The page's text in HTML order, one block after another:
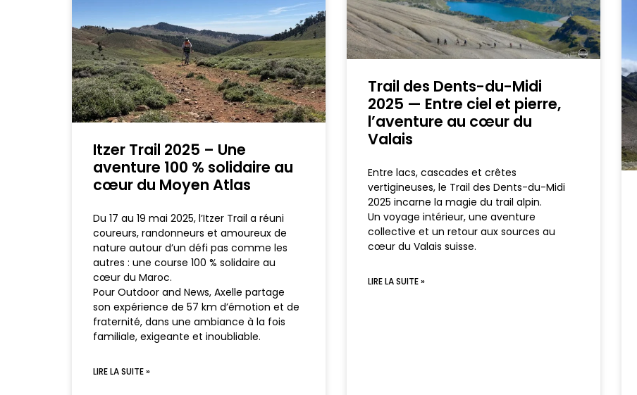
Itzer Trail 2025 – Une
aventure 100 % solidaire au
cœur du Moyen Atlas
Du 17 au 19 mai 2025, l’Itzer Trail a réuni
coureurs, randonneurs et amoureux de
nature autour d’un défi pas comme les
autres : une course 100 % solidaire au
cœur du Maroc.
Pour Outdoor and News, Axelle partage
son expérience de 57 km d’émotion et de
fraternité, dans une ambiance à la fois
familiale, exigeante et inoubliable.
LIRE LA SUITE »
Trail des Dents-du-Midi
2025 — Entre ciel et pierre,
l’aventure au cœur du
Valais
Entre lacs, cascades et crêtes
vertigineuses, le Trail des Dents-du-Midi
2025 incarne la magie du trail alpin.
Un voyage intérieur, une aventure
collective et un retour aux sources au
cœur du Valais suisse.
LIRE LA SUITE »